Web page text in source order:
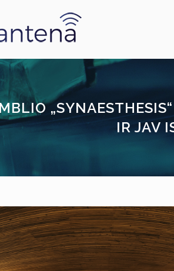
IR JAV